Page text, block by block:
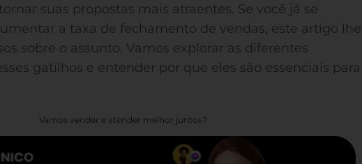
suas propostas mais atraentes. Se você já se
a taxa de fechamento de vendas, este artigo lhe
sobre o assunto. Vamos explorar as diferentes
gatilhos e entender por que eles são essenciais para
Vamos vender e atender melhor juntos?